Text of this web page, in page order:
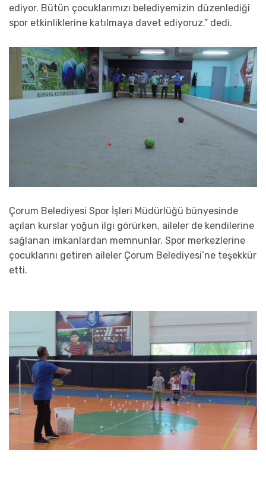
ediyor. Bütün çocuklarımızı belediyemizin düzenlediği
spor etkinliklerine katılmaya davet ediyoruz.” dedi.
Çorum Belediyesi Spor İşleri Müdürlüğü bünyesinde
açılan kurslar yoğun ilgi görürken, aileler de kendilerine
sağlanan imkanlardan ­memnunlar. Spor merkezlerine
çocuklarını getiren aileler Çorum Belediyesi’ne teşekkür
etti.